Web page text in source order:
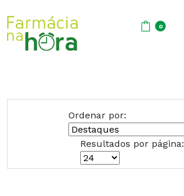
0
Ordenar por:
Resultados por página: